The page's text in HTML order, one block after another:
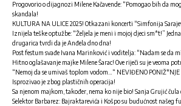
Progovorio o dijagnozi Milene Kačavende: “Pomogao bih da
skandala!
KULTURA NA ULICE 2025! Otkazani koncerti “Simfonija
Iznijela teške optužbe: “Željela je meni i mojoj djeci sm*t!”
drugarica tvrdi da je Anđela dno dna!
Post festum svađe Ivana Marinković i voditelja: “Nadam se da
Hitno oglašavanje majke Milene Šarac! Ove riječi su je veoma
“Nemoj da se umivaš toplom vodom…“ NEVIĐENO PONIŽ*NJE
Isprozivao je zbog plastičnih operacija!
Sa njenom majkom, također, nema ko nije bio! Sanja Grujić čula
Selektor Barbarez: Bajraktarevića i Košpo su budućnost našeg